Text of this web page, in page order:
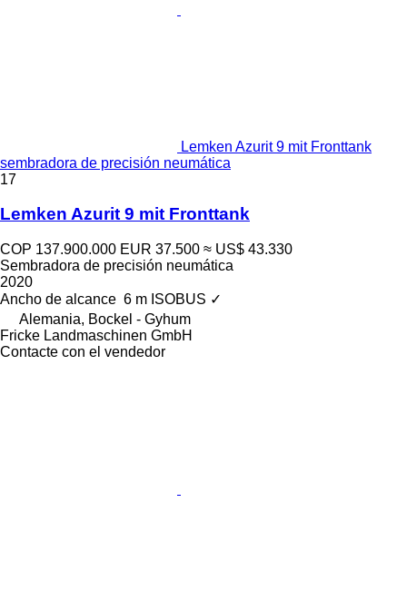
Lemken Azurit 9 mit Fronttank
sembradora de precisión neumática
17
Lemken Azurit 9 mit Fronttank
COP 137.900.000 EUR 37.500 ≈ US$ 43.330
Sembradora de precisión neumática
2020
Ancho de alcance 6 m ISOBUS ✓
Alemania, Bockel - Gyhum
Fricke Landmaschinen GmbH
Contacte con el vendedor